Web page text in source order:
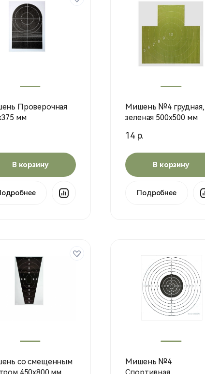
Проверочная
мм
В корзину
Мишень №4 грудная,
зеленая 500х500 мм
14 р.
В корзину
Подробнее
со смещенным
Мишень №4